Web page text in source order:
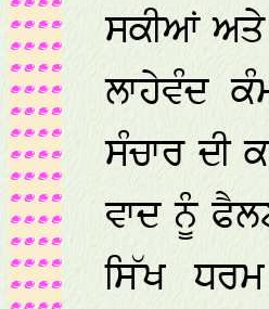
ਸਕੀਆਂ
ਲਾਹੇਵੰਦ
ਸੰਚਾਰ ਦੀ
ਵਾਦ ਨੂੰ
ਸਿੱਖ